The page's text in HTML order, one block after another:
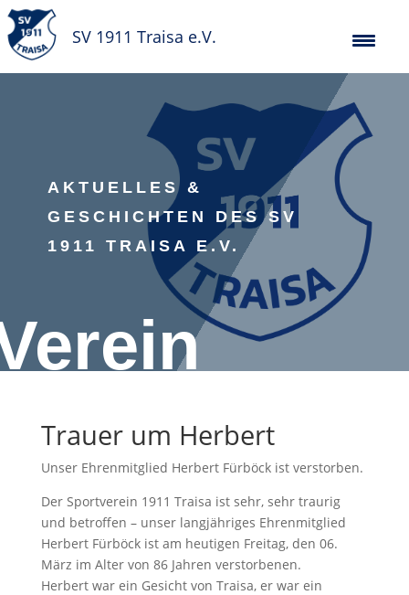
SV 1911 Traisa e.V.
AKTUELLES &
GESCHICHTEN DES SV
1911 TRAISA E.V.
Trauer um Herbert
Unser Ehrenmitglied Herbert Fürböck ist verstorben.
Der Sportverein 1911 Traisa ist sehr, sehr traurig
und betroffen – unser langjähriges Ehrenmitglied
Herbert Fürböck ist am heutigen Freitag, den 06.
März im Alter von 86 Jahren verstorbenen.
Herbert war ein Gesicht von Traisa, er war ein